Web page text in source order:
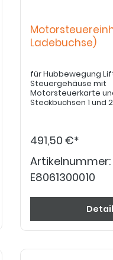
Ladebuchse)
für Hubbewegung
Steuergehäuse mit
Motorsteuerkarte
Steckbuchsen 1 und
491,50 €*
Artikelnummer:
E8061300010